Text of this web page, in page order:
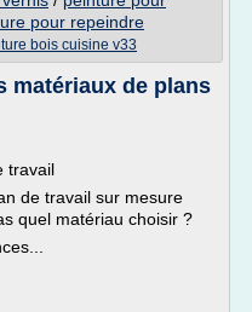
pour repeindre
bois cuisine v33
matériaux de plans
travail
de travail sur mesure
quel matériau choisir ?